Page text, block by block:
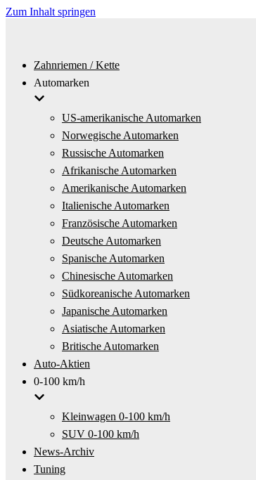
Zum Inhalt springen
Zahnriemen / Kette
Automarken
US-amerikanische Automarken
Norwegische Automarken
Russische Automarken
Afrikanische Automarken
Amerikanische Automarken
Italienische Automarken
Französische Automarken
Deutsche Automarken
Spanische Automarken
Chinesische Automarken
Südkoreanische Automarken
Japanische Automarken
Asiatische Automarken
Britische Automarken
Auto-Aktien
0-100 km/h
Kleinwagen 0-100 km/h
SUV 0-100 km/h
News-Archiv
Tuning